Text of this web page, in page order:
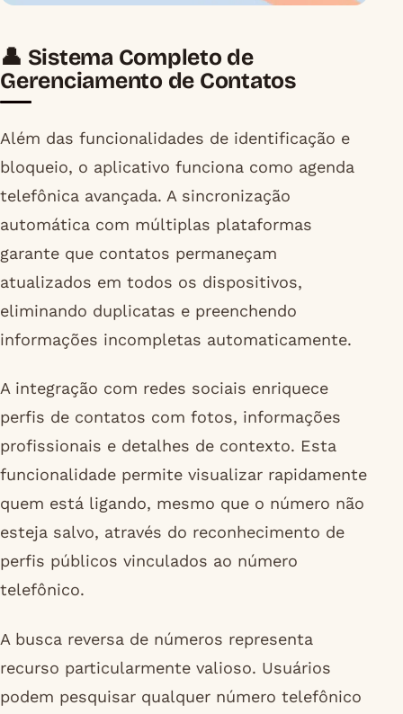
👤 Sistema Completo de
Gerenciamento de Contatos
Além das funcionalidades de identificação e
bloqueio, o aplicativo funciona como agenda
telefônica avançada. A sincronização
automática com múltiplas plataformas
garante que contatos permaneçam
atualizados em todos os dispositivos,
eliminando duplicatas e preenchendo
informações incompletas automaticamente.
A integração com redes sociais enriquece
perfis de contatos com fotos, informações
profissionais e detalhes de contexto. Esta
funcionalidade permite visualizar rapidamente
quem está ligando, mesmo que o número não
esteja salvo, através do reconhecimento de
perfis públicos vinculados ao número
telefônico.
A busca reversa de números representa
recurso particularmente valioso. Usuários
podem pesquisar qualquer número telefônico